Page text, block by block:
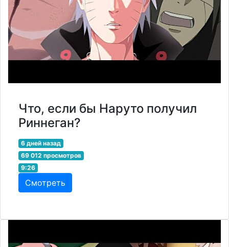
Что, если бы Наруто получил
Риннеган?
6 дней назад
69 012 просмотров
9:26
Смотреть